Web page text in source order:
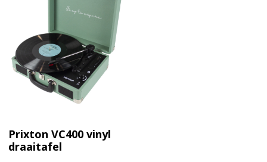
Prixton VC400 vinyl
draaitafel